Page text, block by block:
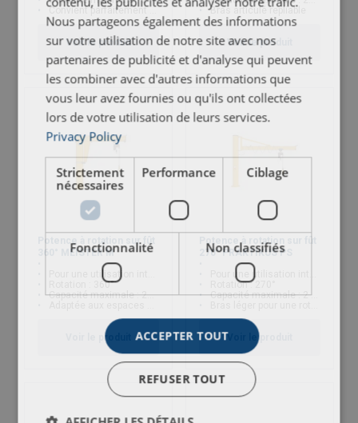
Convient parfaitement aux espaces restreints
Voir le produit
Bras articulé repliable
Voir le produit
Potence à rotation sur fût
360° MEISTER M
Pour une utilisation intérieure/extérieure
Rotation : 360°
Capacité maximale : 20 000 kg
Voir le produit
Potence à rotation sur fût
270° PRAKTIKUS PS
Pour une utilisation intérieure/extérieure
Rotation : 270°
Capacité maximale : 2 000 kg
Voir le produit
Nous partageons également des informations
sur votre utilisation de notre site avec nos
partenaires de publicité et d'analyse qui peuvent
les combiner avec d'autres informations que
vous leur avez fournies ou qu'ils ont collectées
lors de votre utilisation de leurs services.
Privacy Policy
Strictement
nécessaires
Performance Ciblage
Fonctionnalité Non classifiés
ACCEPTER TOUT
REFUSER TOUT